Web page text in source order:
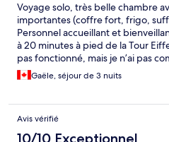
Voyage solo, très belle chambre
importantes (coffre fort, frigo,
Personnel accueillant et
à 20 minutes à pied de la Tour
pas fonctionné, mais je n’ai pas
personnel. La fenêtre donnait sur
décevant un peu, mais toutefois
Gaële, séjour de 3 nuits
Avis vérifié